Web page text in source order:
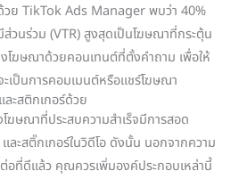
วย TikTok Ads Manager พบว่า 40%
วนร่วม (VTR) สูงสุดเป็นโฆษณาที่กระตุ้น
โฆษณาด้วยคอนเทนต์ที่ตั้งคำถาม เพื่อให้
เป็นการคอมเมนต์หรือแชร์โฆษณา
ละสติกเกอร์ด้วย
ฆษณาที่ประสบความสำเร็จมีการสอด
ละสติ๊กเกอร์ในวิดีโอ ดังนั้น นอกจากความ
อที่ดีแล้ว คุณควรเพิ่มองค์ประกอบเหล่านี้